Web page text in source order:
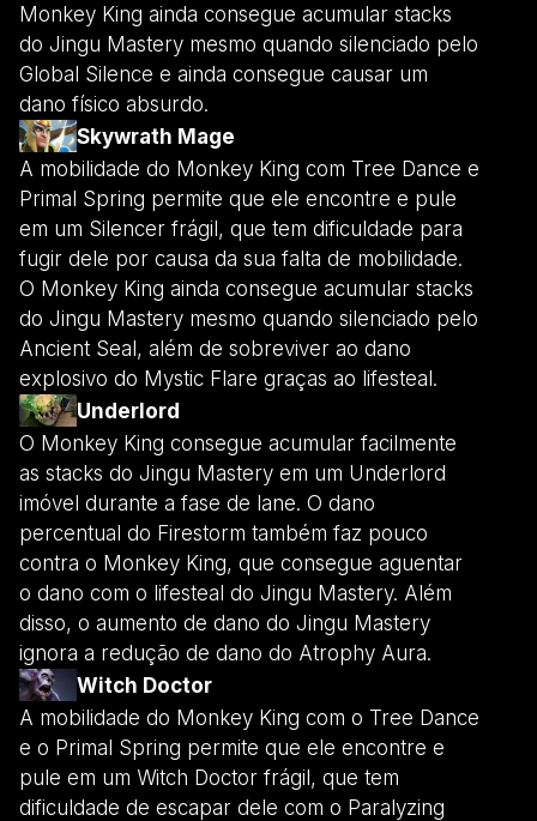
Monkey King ainda consegue acumular stacks
do Jingu Mastery mesmo quando silenciado pelo
Global Silence e ainda consegue causar um
dano físico absurdo.
Skywrath Mage
A mobilidade do Monkey King com Tree Dance e
Primal Spring permite que ele encontre e pule
em um Silencer frágil, que tem dificuldade para
fugir dele por causa da sua falta de mobilidade.
O Monkey King ainda consegue acumular stacks
do Jingu Mastery mesmo quando silenciado pelo
Ancient Seal, além de sobreviver ao dano
explosivo do Mystic Flare graças ao lifesteal.
Underlord
O Monkey King consegue acumular facilmente
as stacks do Jingu Mastery em um Underlord
imóvel durante a fase de lane. O dano
percentual do Firestorm também faz pouco
contra o Monkey King, que consegue aguentar
o dano com o lifesteal do Jingu Mastery. Além
disso, o aumento de dano do Jingu Mastery
ignora a redução de dano do Atrophy Aura.
Witch Doctor
A mobilidade do Monkey King com o Tree Dance
e o Primal Spring permite que ele encontre e
pule em um Witch Doctor frágil, que tem
dificuldade de escapar dele com o Paralyzing